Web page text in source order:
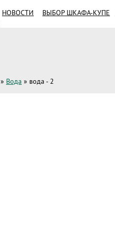
НОВОСТИ ВЫБОР ШКАФА-КУПЕ
» Вода » вода - 2